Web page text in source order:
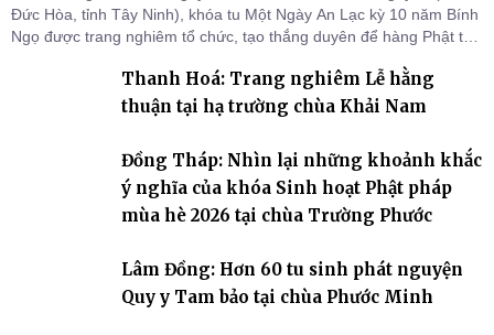
Đức Hòa, tỉnh Tây Ninh), khóa tu Một Ngày An Lạc kỳ 10 năm Bính
Ngọ được trang nghiêm tổ chức, tạo thắng duyên để hàng Phật tử
đời sống thiện lành.Thanh Hoá: Trang nghiêm Lễ hằng
thuận tại hạ trường chùa Khải Nam
Đồng Tháp: Nhìn lại những khoảnh khắc
ý nghĩa của khóa Sinh hoạt Phật pháp
mùa hè 2026 tại chùa Trường Phước
Lâm Đồng: Hơn 60 tu sinh phát nguyện
Quy y Tam bảo tại chùa Phước Minh